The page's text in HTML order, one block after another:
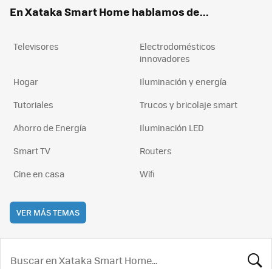
En Xataka Smart Home hablamos de...
Televisores
Electrodomésticos
innovadores
Hogar
Iluminación y energía
Tutoriales
Trucos y bricolaje smart
Ahorro de Energía
Iluminación LED
Smart TV
Routers
Cine en casa
Wifi
VER MÁS TEMAS